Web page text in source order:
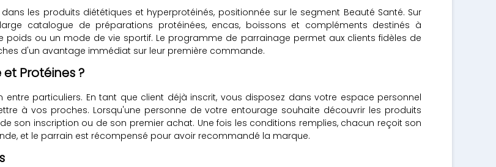
les produits diététiques et hyperprotéinés, positionnée sur le segment Beauté Santé. Sur
catalogue de préparations protéinées, encas, boissons et compléments destinés à
ou un mode de vie sportif. Le programme de parrainage permet aux clients fidèles de
d'un avantage immédiat sur leur première commande.
Protéines ?
particuliers. En tant que client déjà inscrit, vous disposez dans votre espace personnel
à vos proches. Lorsqu'une personne de votre entourage souhaite découvrir les produits
son inscription ou de son premier achat. Une fois les conditions remplies, chacun reçoit son
et le parrain est récompensé pour avoir recommandé la marque.